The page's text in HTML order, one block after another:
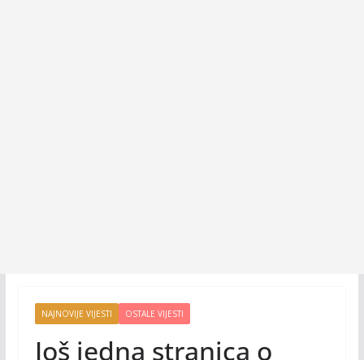
NAJNOVIJE VIJESTI OSTALE VIJESTI
Još jedna stranica o